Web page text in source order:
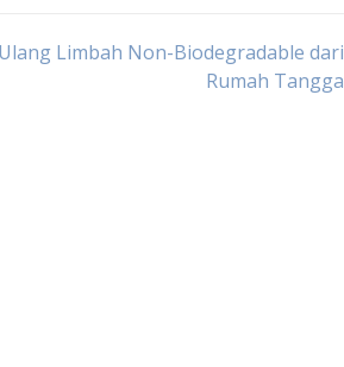
Limbah Non-Biodegradable dari
Rumah Tangga